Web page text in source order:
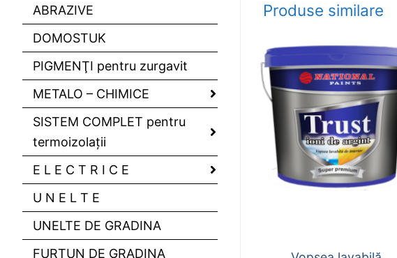
Produse similare
ABRAZIVE
DOMOSTUK
PIGMENŢI pentru zurgavit
METALO – CHIMICE
SISTEM COMPLET pentru
termoizolaţii
E L E C T R I C E
U N E L T E
UNELTE DE GRADINA
FURTUN DE GRADINA